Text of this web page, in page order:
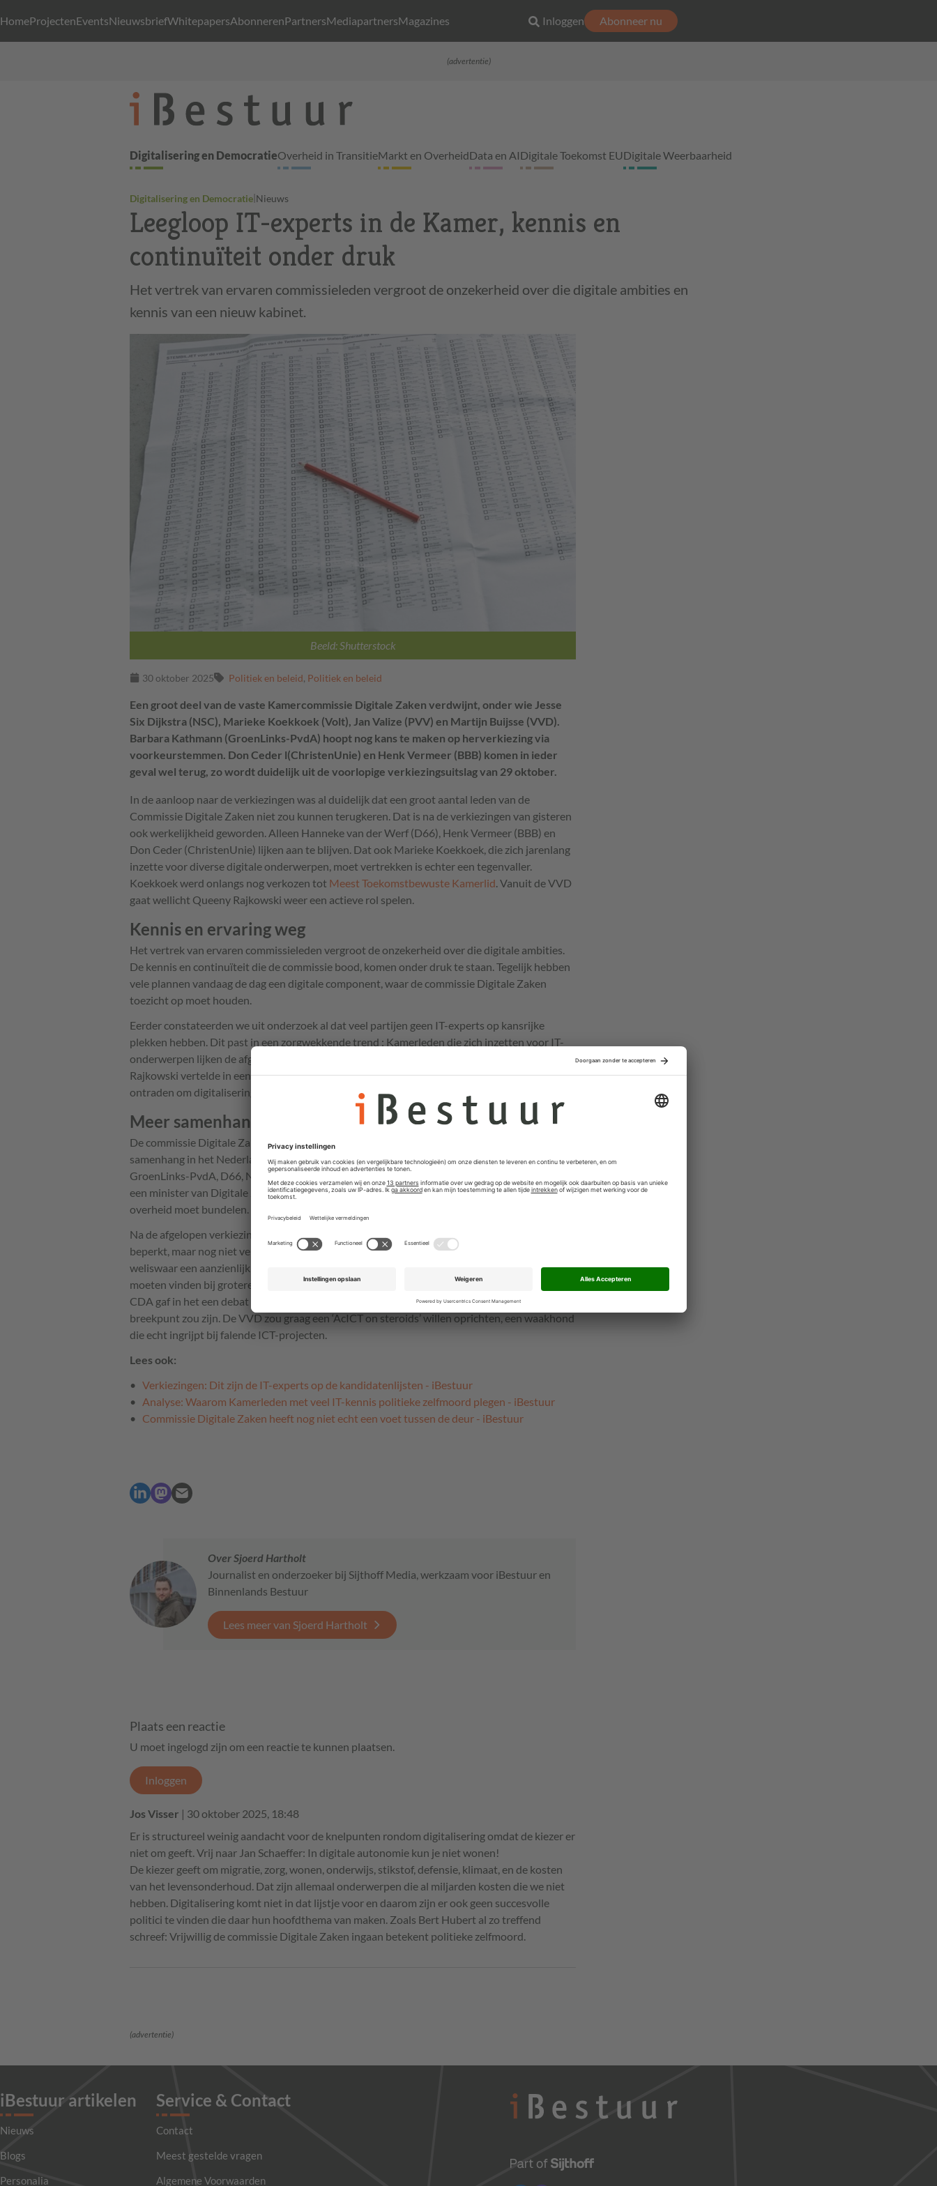
HomeProjectenEventsNieuwsbriefWhitepapersAbonnerenPartnersMediapartnersMagazines Inloggen Abonneer nu
(advertentie)
Digitalisering en DemocratieOverheid in TransitieMarkt en OverheidData en AIDigitale Toekomst EUDigitale Weerbaarheid
Digitalisering en Democratie|Nieuws
Leegloop IT-experts in de Kamer, kennis en
continuïteit onder druk
Het vertrek van ervaren commissieleden vergroot de onzekerheid over die digitale ambities en
kennis van een nieuw kabinet.
Beeld: Shutterstock
30 oktober 2025 Politiek en beleid, Politiek en beleid
Een groot deel van de vaste Kamercommissie Digitale Zaken verdwijnt, onder wie Jesse
Six Dijkstra (NSC), Marieke Koekkoek (Volt), Jan Valize (PVV) en Martijn Buijsse (VVD).
Barbara Kathmann (GroenLinks-PvdA) hoopt nog kans te maken op herverkiezing via
voorkeurstemmen. Don Ceder l(ChristenUnie) en Henk Vermeer (BBB) komen in ieder
geval wel terug, zo wordt duidelijk uit de voorlopige verkiezingsuitslag van 29 oktober.
In de aanloop naar de verkiezingen was al duidelijk dat een groot aantal leden van de
Commissie Digitale Zaken niet zou kunnen terugkeren. Dat is na de verkiezingen van gisteren
ook werkelijkheid geworden. Alleen Hanneke van der Werf (D66), Henk Vermeer (BBB) en
Don Ceder (ChristenUnie) lijken aan te blijven. Dat ook Marieke Koekkoek, die zich jarenlang
inzette voor diverse digitale onderwerpen, moet vertrekken is echter een tegenvaller.
Koekkoek werd onlangs nog verkozen tot Meest Toekomstbewuste Kamerlid. Vanuit de VVD
gaat wellicht Queeny Rajkowski weer een actieve rol spelen.
Kennis en ervaring weg
Het vertrek van ervaren commissieleden vergroot de onzekerheid over die digitale ambities.
De kennis en continuïteit die de commissie bood, komen onder druk te staan. Tegelijk hebben
vele plannen vandaag de dag een digitale component, waar de commissie Digitale Zaken
toezicht op moet houden.
Eerder constateerden we uit onderzoek al dat veel partijen geen IT-experts op kansrijke
plekken hebben. Dit past in een zorgwekkende trend : Kamerleden die zich inzetten voor IT-
onderwerpen lijken de afgelopen jaren namelijk
Rajkowski vertelde in een interview metComputableonlangs dat haar om die reden werd
ontraden om digitalisering te doen.
Meer samenhang gewenst
De commissie Digitale Zaken gold de afgelopen jaren als motor achter de roep om meer
samenhang in het Nederlandse digitaliseringsbeleid. Meerdere partijen waaronder
GroenLinks-PvdA, D66, NSC, SP en Volt pleiten bovendien al langer voor de aanstelling van
een minister van Digitale Zaken, die de versnipperde verantwoordelijkheden binnen de
overheid moet bundelen. Ook de VNG en IPO roepen al langer om zo'n ministerspost.
Na de afgelopen verkiezingen lijken de kansen op zo’n minister van Digitale Zaken echter
beperkt, maar nog niet verkeken. De vijf voor zo’n minister pleitende partijen haalden samen
weliswaar een aanzienlijk aantal zetels, maar geen meerderheid. Het initiatief zal dus steun
moeten vinden bij grotere partijen als VVD of CDA, die tot nu toe terughoudend waren. Het
CDA gaf in het een debat over digitalisering wel aan dat zo’n ministerspost voor de partij geen
breekpunt zou zijn. De VVD zou graag een ‘AcICT on steroids’ willen oprichten, een waakhond
die echt ingrijpt bij falende ICT-projecten.
Lees ook:
Verkiezingen: Dit zijn de IT-experts op de kandidatenlijsten - iBestuur
Analyse: Waarom Kamerleden met veel IT-kennis politieke zelfmoord plegen - iBestuur
Commissie Digitale Zaken heeft nog niet echt een voet tussen de deur - iBestuur
Over Sjoerd Hartholt
Journalist en onderzoeker bij Sijthoff Media, werkzaam voor iBestuur en
Binnenlands Bestuur
Lees meer van Sjoerd Hartholt
Plaats een reactie
U moet ingelogd zijn om een reactie te kunnen plaatsen.
Inloggen
Jos Visser | 30 oktober 2025, 18:48
Er is structureel weinig aandacht voor de knelpunten rondom digitalisering omdat de kiezer er
niet om geeft. Vrij naar Jan Schaeffer: In digitale autonomie kun je niet wonen!
De kiezer geeft om migratie, zorg, wonen, onderwijs, stikstof, defensie, klimaat, en de kosten
van het levensonderhoud. Dat zijn allemaal onderwerpen die al miljarden kosten die we niet
hebben. Digitalisering komt niet in dat lijstje voor en daarom zijn er ook geen succesvolle
politici te vinden die daar hun hoofdthema van maken. Zoals Bert Hubert al zo treffend
schreef: Vrijwillig de commissie Digitale Zaken ingaan betekent politieke zelfmoord.
(advertentie)
iBestuur artikelen
Nieuws
Blogs
Personalia
Service & Contact
Contact
Meest gestelde vragen
Algemene Voorwaarden